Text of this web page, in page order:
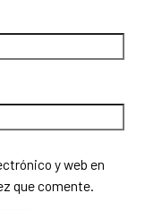
y web en
que comente.